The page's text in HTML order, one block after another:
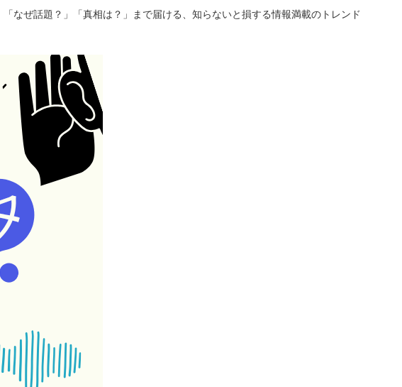
なぜ話題？」「真相は？」まで届ける、知らないと損する情報満載のトレンド